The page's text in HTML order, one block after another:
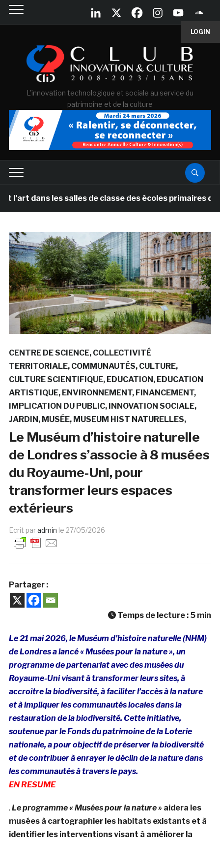
LOGIN
L'innovation technologique et sociale au service du
patrimoine et de la culture
les salles de classe des écoles primaires des Pays-
CENTRE DE SCIENCE COLLECTIVITÉ
TERRITORIALE COMMUNAUTÉS CULTURE
CULTURE SCIENTIFIQUE EDUCATION EDUCATION
ARTISTIQUE ENVIRONNEMENT FINANCEMENT
IMPLICATION DU PUBLIC INNOVATION SOCIALE
JARDIN MUSÉE MUSEUM HIST NATURELLES
Le Muséum d’histoire naturelle
de Londres s’associe à 8 musées
du Royaume-Uni, pour
transformer leurs espaces
extérieurs
Ecrit paradmin le 27/05/2026
Partager :
Temps de lecture : 5 min
Le21 mai 2026, le Muséum d’histoire naturelle (NHM)
de Londres a lancé« Musées pour la nature », un
programme de partenariat avec des musées du
Royaume-Uni visant à transformer leurs sites, à
accroître la biodiversité, à faciliter l’accès à la nature
et à impliquer les communautés locales dans la
restauration de la biodiversité. Cette initiative,
soutenue par le Fonds du patrimoine de la Loterie
nationale, a pour objectif de préserver la biodiversité
et de contribuer à enrayer le déclin de la nature dans
les communautés à travers le pays.
EN RESUME
. Le programme « Musées pour la nature » aidera les
musées à cartographier les habitats existants et à
identifier les interventions visant à améliorer la